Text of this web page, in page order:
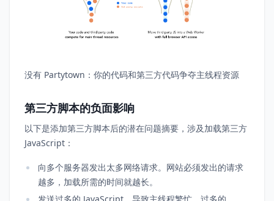
没有 Partytown：你的代码和第三方代码争夺主线程资源
第三方脚本的负面影响
以下是添加第三方脚本后的潜在问题摘要，涉及加载第三方
JavaScript：
向多个服务器发出太多网络请求。网站必须发出的请求
越多，加载所需的时间就越长。